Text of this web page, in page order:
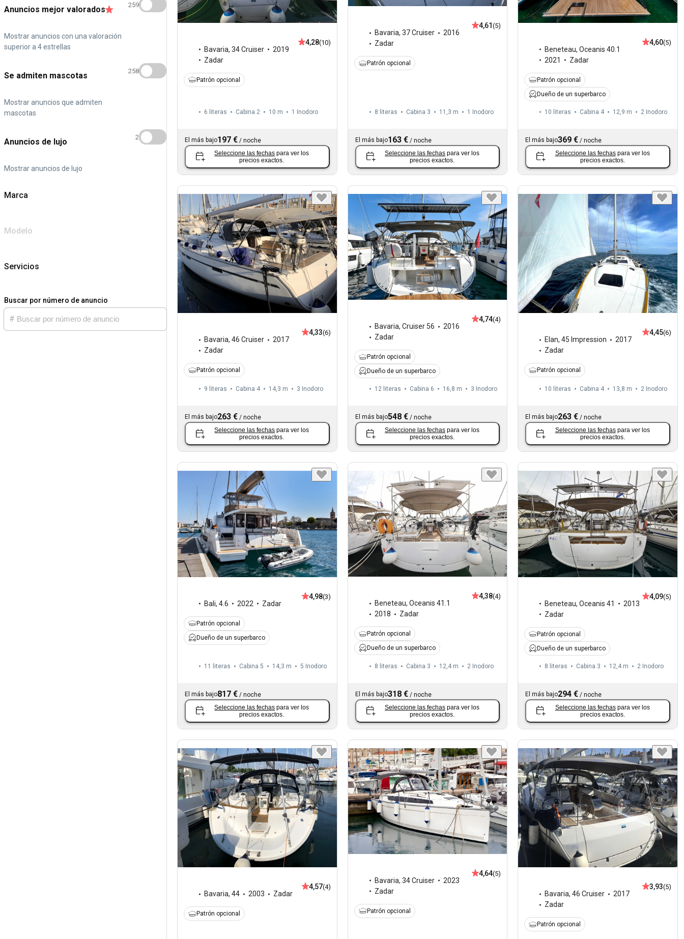
Anuncios mejor valorados
Mostrar anuncios con una valoración
superior a 4 estrellas
259
Se admiten mascotas
Mostrar anuncios que admiten
mascotas
258
Anuncios de lujo
Mostrar anuncios de lujo
2
Marca
Modelo
Servicios
Buscar por número de anuncio
Bavaria, 34 Cruiser
2019
Zadar
4,28(10)
Patrón opcional
6 literas Cabina 2 10 m 1 Inodoro
El más bajo197 € / noche
Seleccione las fechas para ver los
precios exactos.
Bavaria, 37 Cruiser
2016
Zadar
4,61(5)
Patrón opcional
8 literas Cabina 3 11,3 m 1 Inodoro
El más bajo163 €/ noche
Seleccione las fechas para ver los
precios exactos.
Beneteau,Oceanis 40.1
2021
Zadar
4,60(5)
Patrón opcional
Dueño de un superbarco
10 literas Cabina 4 12,9 m 2 Inodoro
El más bajo369 € /noche
Seleccione las fechas para ver los
precios exactos.
Bavaria, 46 Cruiser
2017
Zadar
4,33(6)
Patrón opcional
9 literas Cabina 4 14,3 m 3 Inodoro
El más bajo263 € / noche
Seleccione las fechas para ver los
precios exactos.
Bavaria, Cruiser 56
2016
Zadar
4,74(4)
Patrón opcional
Dueño de un superbarco
12 literas Cabina 6 16,8 m 3 Inodoro
El más bajo548 €/ noche
Seleccione las fechas para ver los
precios exactos.
Elan,45 Impression
2017
Zadar
4,45(6)
Patrón opcional
10 literas Cabina 4 13,8 m 2 Inodoro
El más bajo263 € /noche
Seleccione las fechas para ver los
precios exactos.
Bali, 4.6 2022 Zadar
4,98(3)
Patrón opcional
Dueño de un superbarco
11 literas Cabina 5 14,3 m 5 Inodoro
El más bajo817 € / noche
Seleccione las fechas para ver los
precios exactos.
Beneteau, Oceanis 41.1
2018
Zadar
4,38(4)
Patrón opcional
Dueño de un superbarco
8 literas Cabina 3 12,4 m 2 Inodoro
El más bajo318 €/ noche
Seleccione las fechas para ver los
precios exactos.
Beneteau,Oceanis 41
2013
Zadar
4,09(5)
Patrón opcional
Dueño de un superbarco
8 literas Cabina 3 12,4 m 2 Inodoro
El más bajo294 € /noche
Seleccione las fechas para ver los
precios exactos.
Bavaria, 44 2003 Zadar
4,57(4)
Patrón opcional
Bavaria, 34 Cruiser
2023
Zadar
4,64(5)
Patrón opcional
Bavaria,46 Cruiser
2017
Zadar
3,93(5)
Patrón opcional